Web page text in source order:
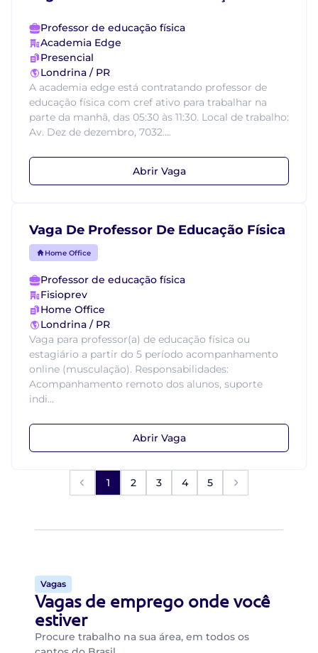
Professor de educação física
Academia Edge
Presencial
Londrina / PR
A academia edge está contratando professor de
educação física com cref ativo para trabalhar na
parte da manhã, das 05:30 às 11:30. Local de trabalho:
Av. Dez de dezembro, 7032....
Abrir Vaga
Vaga De Professor De Educação Física
Home Office
Professor de educação física
Fisioprev
Home Office
Londrina / PR
Vaga para professor(a) de educação física ou
estagiário a partir do 5 período acompanhamento
online (musculação). Responsabilidades:
Acompanhamento remoto dos alunos, suporte
indi...
Abrir Vaga
1 2 3 4 5
Vagas
Vagas de emprego onde você
estiver
Procure trabalho na sua área, em todos os